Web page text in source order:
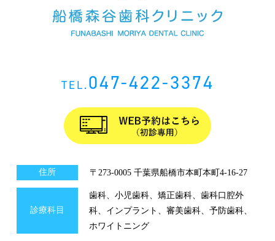
TEL.047-422-3374
住所 〒273-0005 千葉県船橋市本町本町4-16-27
診療科目
歯科、小児歯科、矯正歯科、歯科口腔外
科、インプラント、審美歯科、予防歯科、
ホワイトニング